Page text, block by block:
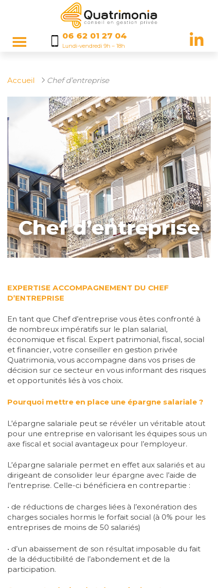
06 62 01 27 04
Lundi-vendredi 9h – 18h
Accueil Chef d’entreprise
Chef d’entreprise
EXPERTISE ACCOMPAGNEMENT DU CHEF
D’ENTREPRISE
En tant que Chef d’entreprise vous êtes confronté à
de nombreux impératifs sur le plan salarial,
économique et fiscal. Expert patrimonial, fiscal, social
et financier, votre conseiller en gestion privée
Quatrimonia, vous accompagne dans vos prises de
décision sur ce secteur en vous informant des risques
et opportunités liés à vos choix.
Pourquoi mettre en place une épargne salariale ?
L’épargne salariale peut se révéler un véritable atout
pour une entreprise en valorisant les équipes sous un
axe fiscal et social avantageux pour l’employeur.
L’épargne salariale permet en effet aux salariés et au
dirigeant de consolider leur épargne avec l’aide de
l’entreprise. Celle-ci bénéficiera en contrepartie :
• de réductions de charges liées à l’exonération des
charges sociales hormis le forfait social (à 0% pour les
entreprises de moins de 50 salariés)
• d’un abaissement de son résultat imposable du fait
de la déductibilité de l’abondement et de la
participation.